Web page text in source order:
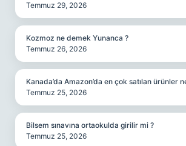
Temmuz 29, 2026
Kozmoz ne demek Yunanca ?
Temmuz 26, 2026
Kanada’da Amazon’da en çok satılan ürünler
Temmuz 25, 2026
Bilsem sınavına ortaokulda girilir mi ?
Temmuz 25, 2026